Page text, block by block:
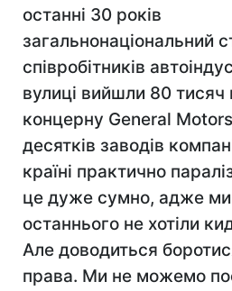
останні 30 років
загальнонаціональний
співробітників
вулиці вийшли 80 тисяч
концерну General
десятків заводів
країні практично
це дуже сумно, адже
останнього не хотіли
Але доводиться
права. Ми не можемо